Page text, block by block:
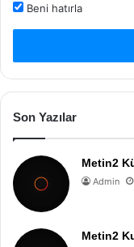
Beni hatırla
Son Yazılar
Metin2
Admin
Metin2